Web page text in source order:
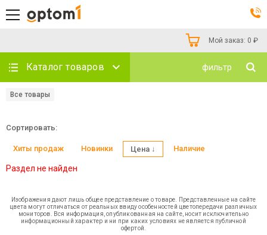
Мой заказ: 0 ₽
Каталог товаров фильтр
Все товары
Сортировать:
Хиты продаж Новинки Цена ↓ Наличие
Раздел не найден
Изображения дают лишь общее представление о товаре. Представленные на сайте
цвета могут отличаться от реальных ввиду особенностей цветопередачи различных
мониторов. Вся информация, опубликованная на сайте, носит исключительно
информационный характер и ни при каких условиях не является публичной
офертой.